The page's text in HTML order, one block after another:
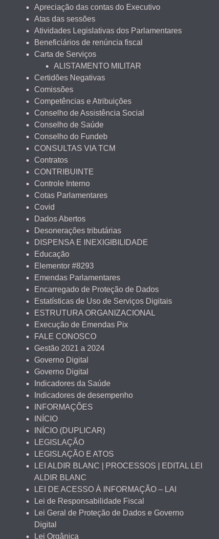
Apreciação das contas do Executivo
Atas das sessões
Atividades Legislativas dos Parlamentares
Beneficiários de renúncia fiscal
Carta de Serviços
ALISTAMENTO MILITAR
Certidões Negativas
Comissões
Competências e Atribuições
Conselho de Assistência Social
Conselho de Saúde
Conselho do Fundeb
CONSULTAS VIA TCM
Contratos
CONTRIBUINTE
Controle Interno
Cotas Parlamentares
Covid
Dados Abertos
Desonerações tributárias
DISPENSA E INEXIGIBILIDADE
Educação
Elementor #8293
Emendas Parlamentares
Encarregado de Proteção de Dados
Estatísticas de Uso de Serviços Digitais
ESTRUTURA ORGANIZACIONAL
Execução de Emendas Pix
FALE CONOSCO
Gestão 2021 a 2024
Governo Digital
Governo Digital
Indicadores da Saúde
Indicadores de desempenho
INFORMAÇÕES
INÍCIO
INÍCIO (DUPLICAR)
LEGISLAÇÃO
LEGISLAÇÃO E ATOS
LEI ALDIR BLANC | PROCESSOS | EDITAL LEI
ALDIR BLANC
LEI DE ACESSO À INFORMAÇÃO – LAI
Lei de Responsabilidade Fiscal
Lei Geral de Proteção de Dados e Governo
Digital
Lei Orgânica